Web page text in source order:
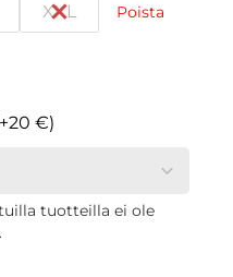
XXL Poista
€)
tuotteilla ei ole